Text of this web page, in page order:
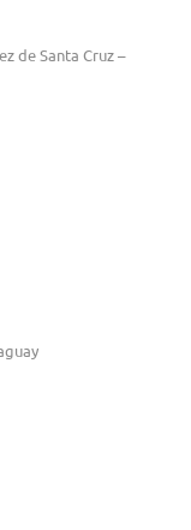
de Santa Cruz –